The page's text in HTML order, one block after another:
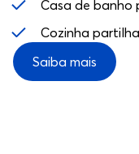
Casa de banho
Cozinha
Saiba mais